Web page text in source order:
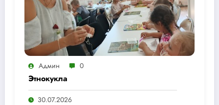
Админ 0
Этнокукла
30.07.2026